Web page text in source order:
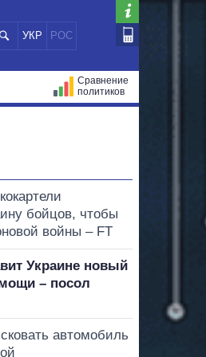
УКР РОС
Сравнение
политиков
бойцов, чтобы
войны – FT
Украине новый
– посол
автомобиль